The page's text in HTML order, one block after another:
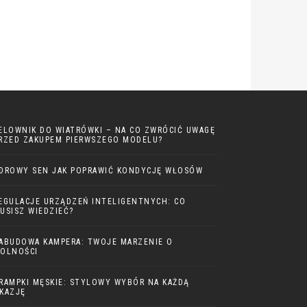
DO WIATRÓWKI – NA CO ZWRÓCIĆ UWAGĘ
ZAKUPEM PIERWSZEGO MODELU?
SEN JAK POPRAWIĆ KONDYCJĘ WŁOSÓW
URZĄDZEŃ INTELIGENTNYCH: CO
WIEDZIEĆ?
KAMPERA: TWOJE MARZENIE O
MĘSKIE: STYLOWY WYBÓR NA KAŻDĄ